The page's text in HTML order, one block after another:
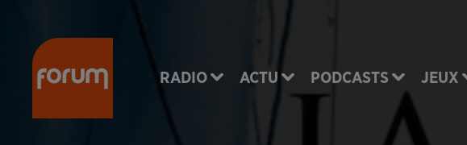
RADIO ACTU PODCASTS JEUX